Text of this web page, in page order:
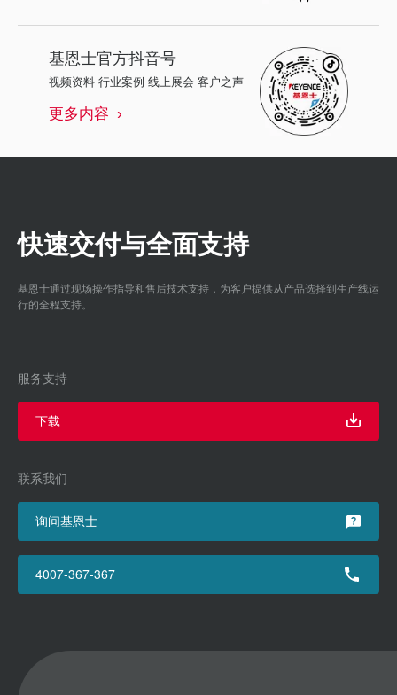
基恩士官方抖音号
视频资料 行业案例 线上展会 客户之声
更多内容
快速交付与全面支持
基恩士通过现场操作指导和售后技术支持，为客户提供从产品选择到生产线运
行的全程支持。
服务支持
下载
联系我们
询问基恩士
4007-367-367